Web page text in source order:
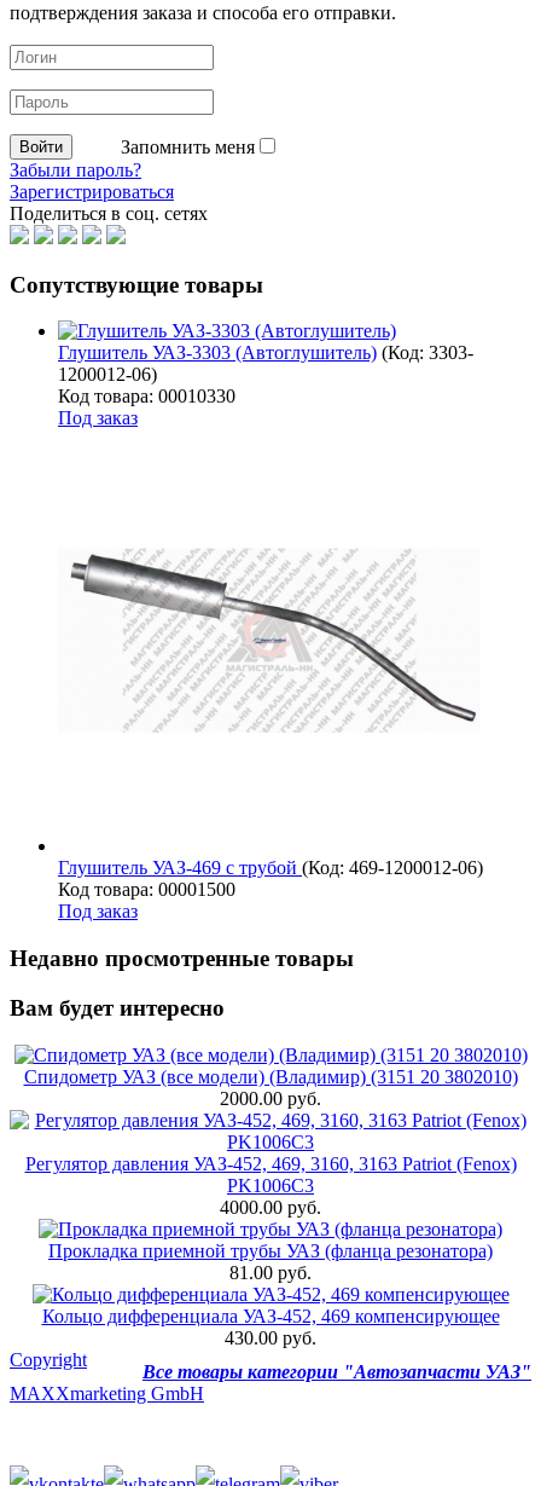
подтверждения заказа и способа его отправки.
Запомнить меня
Забыли пароль?
Зарегистрироваться
Поделиться в соц. сетях
Сопутствующие товары
Глушитель УАЗ-3303 (Автоглушитель) (Код: 3303-
1200012-06)
Код товара: 00010330
Под заказ
Глушитель УАЗ-469 с трубой (Код: 469-1200012-06)
Код товара: 00001500
Под заказ
Недавно просмотренные товары
Вам будет интересно
Спидометр УАЗ (все модели) (Владимир) (3151 20 3802010)
2000.00 руб.
Регулятор давления УАЗ-452, 469, 3160, 3163 Patriot (Fenox)
PK1006C3
4000.00 руб.
Прокладка приемной трубы УАЗ (фланца резонатора)
81.00 руб.
Кольцо дифференциала УАЗ-452, 469 компенсирующее
430.00 руб.
Все товары категории "Автозапчасти УАЗ"
Copyright
MAXXmarketing GmbH